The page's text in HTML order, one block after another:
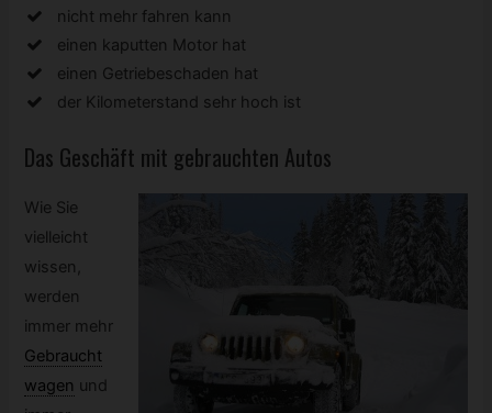
nicht mehr fahren kann
einen kaputten Motor hat
einen Getriebeschaden hat
der Kilometerstand sehr hoch ist
Das Geschäft mit gebrauchten Autos
Wie Sie
vielleicht
wissen,
werden
immer mehr
Gebraucht
wagen und